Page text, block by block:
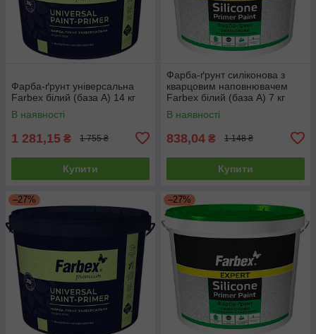
Фарба-ґрунт універсальна
Farbex білий (база А) 14 кг
В наявності
1 281,15 ₴ 1 755 ₴
Купити
Фарба-ґрунт силіконова з
кварцовим наповнювачем
Farbex білий (база А) 7 кг
В наявності
838,04 ₴ 1 148 ₴
Купити
–27% –27%